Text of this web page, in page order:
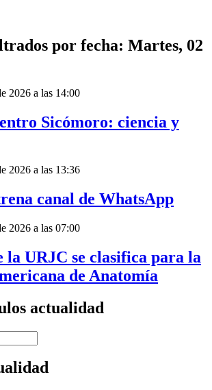
por fecha: Martes, 02
2026 a las 14:00
Sicómoro: ciencia y
2026 a las 13:36
canal de WhatsApp
2026 a las 07:00
la URJC se clasifica para la
de Anatomía
actualidad
búsqueda